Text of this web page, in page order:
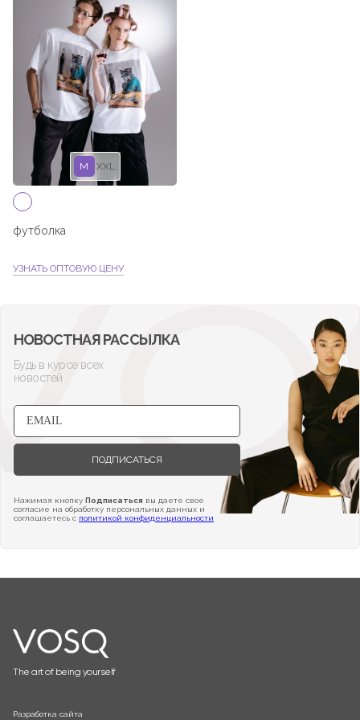
M XXL
футболка
УЗНАТЬ ОПТОВУЮ ЦЕНУ
НОВОСТНАЯ РАССЫЛКА
Будь в курсе всех
новостей
ПОДПИСАТЬСЯ
Нажимая кнопку Подписаться вы даете свое
согласие на обработку персональных данных и
соглашаетесь с политикой конфиденциальности
The art of being yourself
Разработка сайта